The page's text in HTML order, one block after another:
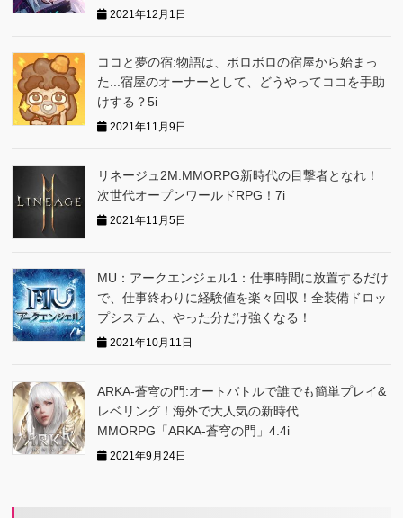
2021年12月1日
ココと夢の宿:物語は、ボロボロの宿屋から始まっ
た...宿屋のオーナーとして、どうやってココを手助
けする？5i
2021年11月9日
リネージュ2M:MMORPG新時代の目撃者となれ！
次世代オープンワールドRPG！7i
2021年11月5日
MU：アークエンジェル1：仕事時間に放置するだけ
で、仕事終わりに経験値を楽々回収！全装備ドロッ
プシステム、やった分だけ強くなる！
2021年10月11日
ARKA‐蒼穹の門:オートバトルで誰でも簡単プレイ&
レベリング！海外で大人気の新時代
MMORPG「ARKA‐蒼穹の門」4.4i
2021年9月24日